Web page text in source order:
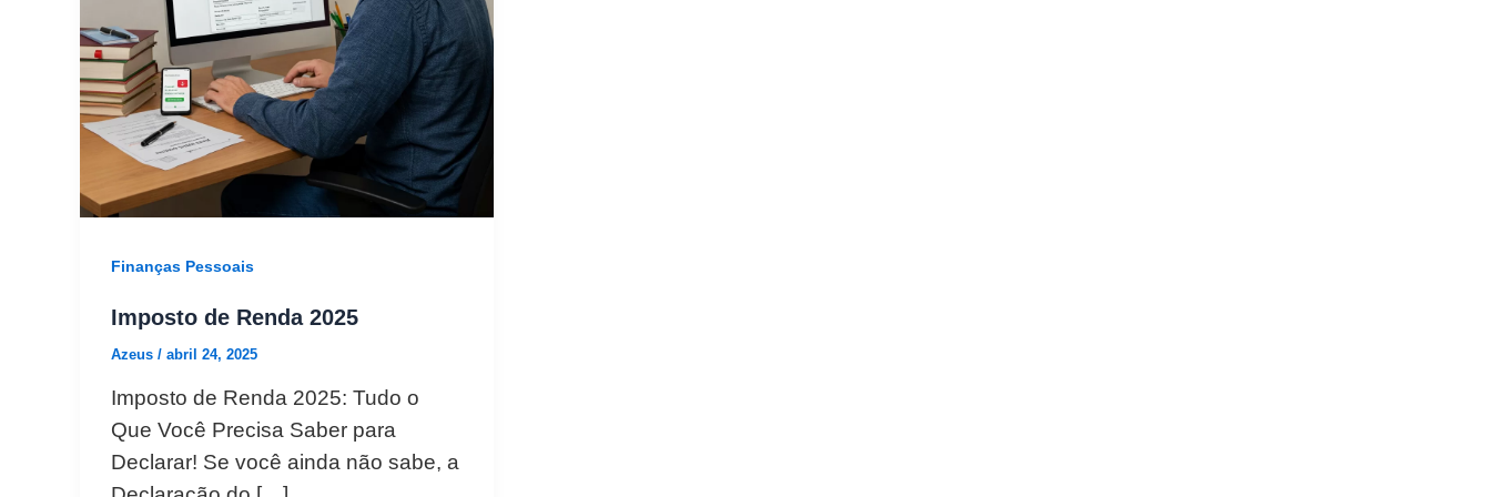
Finanças Pessoais
Imposto de Renda 2025
Azeus / abril 24, 2025
Imposto de Renda 2025: Tudo o
Que Você Precisa Saber para
Declarar! Se você ainda não sabe, a